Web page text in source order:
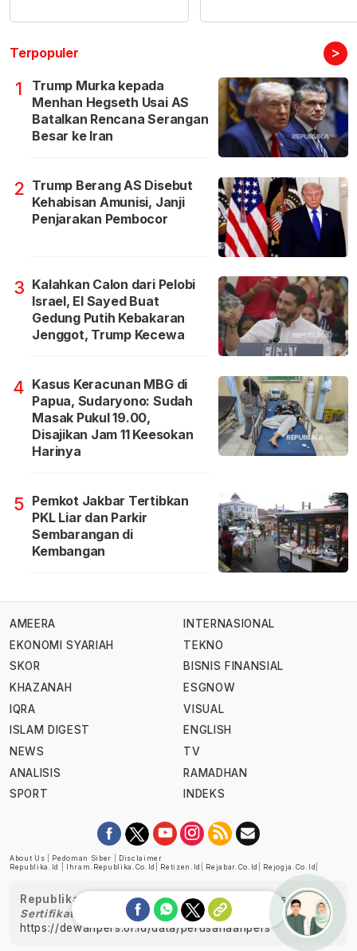
Terpopuler >
1
Trump Murka kepada
Menhan Hegseth Usai AS
Batalkan Rencana Serangan
Besar ke Iran
2 Trump Berang AS Disebut
Kehabisan Amunisi, Janji
Penjarakan Pembocor
3 Kalahkan Calon dari Pelobi
Israel, El Sayed Buat
Gedung Putih Kebakaran
Jenggot, Trump Kecewa
4 Kasus Keracunan MBG di
Papua, Sudaryono: Sudah
Masak Pukul 19.00,
Disajikan Jam 11 Keesokan
Harinya
5 Pemkot Jakbar Tertibkan
PKL Liar dan Parkir
Sembarangan di
Kembangan
AMEERA
EKONOMI SYARIAH
SKOR
KHAZANAH
IQRA
ISLAM DIGEST
NEWS
ANALISIS
SPORT
INTERNASIONAL
TEKNO
BISNIS FINANSIAL
ESGNOW
VISUAL
ENGLISH
TV
RAMADHAN
INDEKS
About Us Pedoman Siber
Disclaimer
Republika.id
Ihram.republika.co.id Retizen.id Rejabar.co.id Rejogja.co.id
Republika telah diverifikasi oleh Dewan Pers
Sertifikat Nomor 1058/DP-Verifikasi/K/XII/2022
https://dewanpers.or.id/data/perusahaanpers
Ask me!